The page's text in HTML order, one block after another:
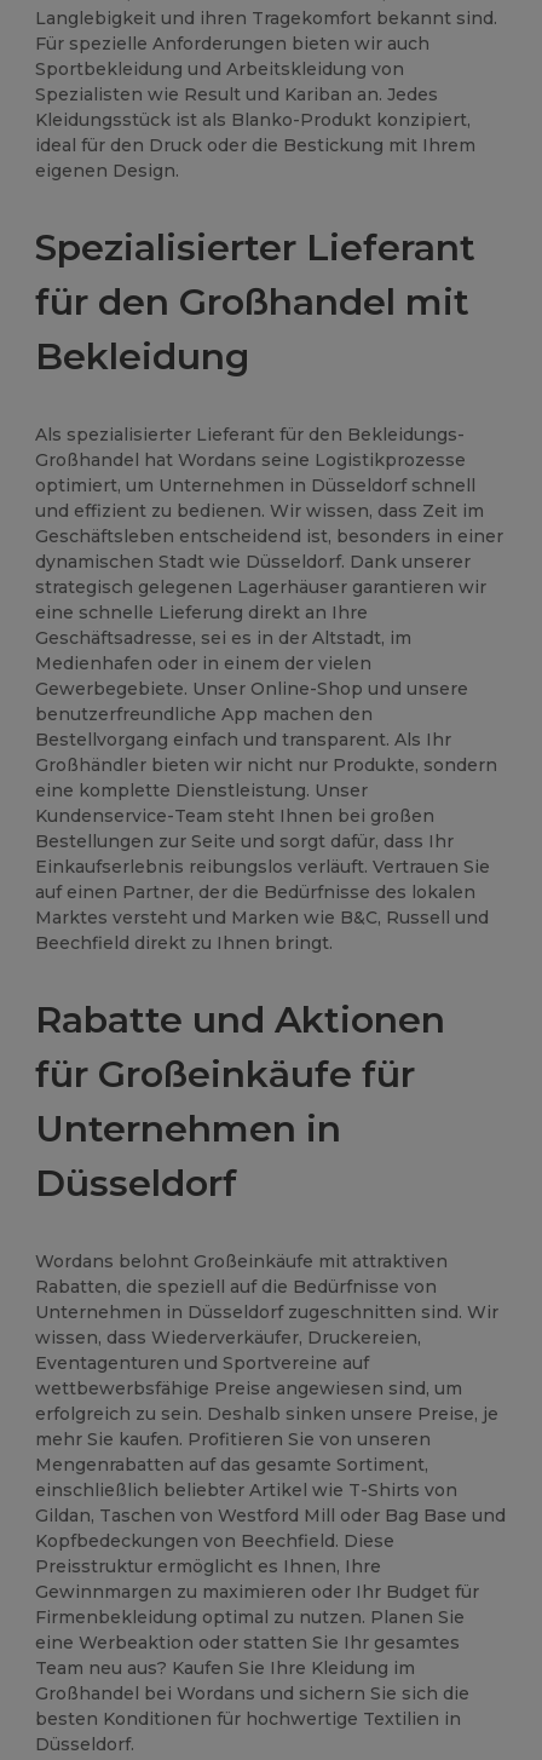
Langlebigkeit und ihren Tragekomfort bekannt sind.
Für spezielle Anforderungen bieten wir auch
Sportbekleidung und Arbeitskleidung von
Spezialisten wie Result und Kariban an. Jedes
Kleidungsstück ist als Blanko-Produkt konzipiert,
ideal für den Druck oder die Bestickung mit Ihrem
eigenen Design.
Spezialisierter Lieferant
für den Großhandel mit
Bekleidung
Als spezialisierter Lieferant für den Bekleidungs-
Großhandel hat Wordans seine Logistikprozesse
optimiert, um Unternehmen in Düsseldorf schnell
und effizient zu bedienen. Wir wissen, dass Zeit im
Geschäftsleben entscheidend ist, besonders in einer
dynamischen Stadt wie Düsseldorf. Dank unserer
strategisch gelegenen Lagerhäuser garantieren wir
eine schnelle Lieferung direkt an Ihre
Geschäftsadresse, sei es in der Altstadt, im
Medienhafen oder in einem der vielen
Gewerbegebiete. Unser Online-Shop und unsere
benutzerfreundliche App machen den
Bestellvorgang einfach und transparent. Als Ihr
Großhändler bieten wir nicht nur Produkte, sondern
eine komplette Dienstleistung. Unser
Kundenservice-Team steht Ihnen bei großen
Bestellungen zur Seite und sorgt dafür, dass Ihr
Einkaufserlebnis reibungslos verläuft. Vertrauen Sie
auf einen Partner, der die Bedürfnisse des lokalen
Marktes versteht und Marken wie B&C, Russell und
Beechfield direkt zu Ihnen bringt.
Rabatte und Aktionen
für Großeinkäufe für
Unternehmen in
Düsseldorf
Wordans belohnt Großeinkäufe mit attraktiven
Rabatten, die speziell auf die Bedürfnisse von
Unternehmen in Düsseldorf zugeschnitten sind. Wir
wissen, dass Wiederverkäufer, Druckereien,
Eventagenturen und Sportvereine auf
wettbewerbsfähige Preise angewiesen sind, um
erfolgreich zu sein. Deshalb sinken unsere Preise, je
mehr Sie kaufen. Profitieren Sie von unseren
Mengenrabatten auf das gesamte Sortiment,
einschließlich beliebter Artikel wie T-Shirts von
Gildan, Taschen von Westford Mill oder Bag Base und
Kopfbedeckungen von Beechfield. Diese
Preisstruktur ermöglicht es Ihnen, Ihre
Gewinnmargen zu maximieren oder Ihr Budget für
Firmenbekleidung optimal zu nutzen. Planen Sie
eine Werbeaktion oder statten Sie Ihr gesamtes
Team neu aus? Kaufen Sie Ihre Kleidung im
Großhandel bei Wordans und sichern Sie sich die
besten Konditionen für hochwertige Textilien in
Düsseldorf.